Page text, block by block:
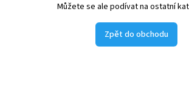
Můžete se ale podívat na ostatní
Zpět do obchodu